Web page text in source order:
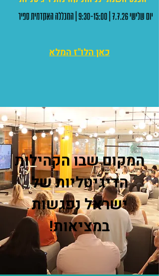
כאן הלו"ז המלא
המקום שבו הקהילות
הדיגיטליות של
ישראל נפגשות
במציאות!